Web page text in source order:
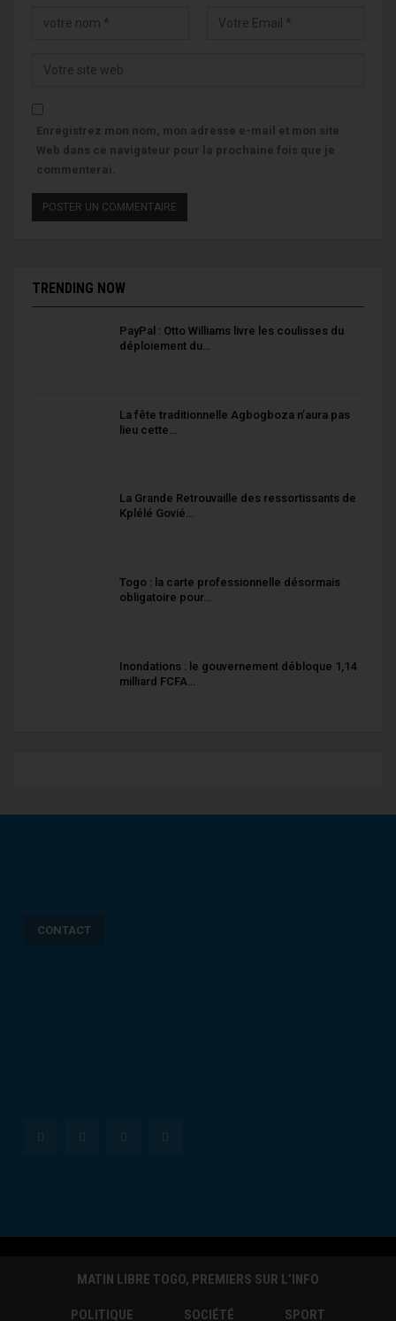
Enregistrez mon nom, mon adresse e-mail et mon site
Web dans ce navigateur pour la prochaine fois que je
commenterai.
TRENDING NOW
PayPal : Otto Williams livre les coulisses du
déploiement du…
La fête traditionnelle Agbogboza n’aura pas
lieu cette…
La Grande Retrouvaille des ressortissants de
Kplélé Govié…
Togo : la carte professionnelle désormais
obligatoire pour…
Inondations : le gouvernement débloque 1,14
milliard FCFA…
CONTACT
MATIN LIBRE TOGO, PREMIERS SUR L’INFO
POLITIQUE SOCIÉTÉ SPORT